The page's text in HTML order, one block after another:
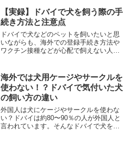
ドバイ近郊の Umm Al Quwain には、ビ
ーチ・キ...
【実録】ドバイで犬を飼う際の手
続き方法と注意点
ドバイで犬などのペットを飼いたいと思
いながらも、海外での登録手続き方法や
ワクチン接種などが心配で飼えない人も
談をもとに、私が行った登録手順や注意
点を詳しく紹介していきま...
海外では犬用ケージやサークルを
使わない！？ドバイで気付いた犬
の飼い方の違い
外国人は犬にケージやサークルを使わな
い？ドバイは約80〜90％の人が外国人と
言われています。そんなドバイで犬を迎